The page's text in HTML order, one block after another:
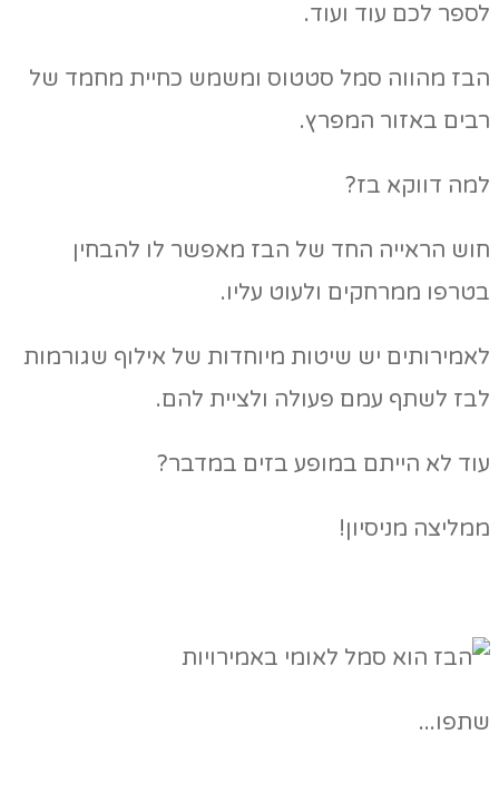
לספר לכם עוד ועוד.
הבז מהווה סמל סטטוס ומשמש כחיית מחמד של
רבים באזור המפרץ.
למה דווקא בז?
חוש הראייה החד של הבז מאפשר לו להבחין
בטרפו ממרחקים ולעוט עליו.
לאמירותים יש שיטות מיוחדות של אילוף שגורמות
לבז לשתף עמם פעולה ולציית להם.
עוד לא הייתם במופע בזים במדבר?
ממליצה מניסיון!
שתפו...